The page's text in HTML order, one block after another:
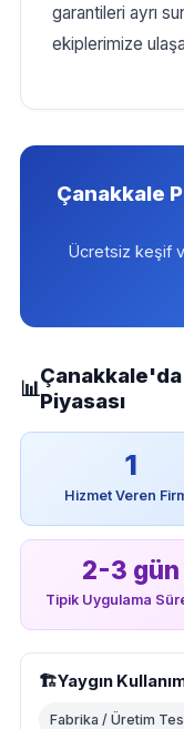
garantileri ayrı
ekiplerimize
Çanakkale
Ücretsiz keşif
📊
Piyasası
1
Hizmet Veren
2-3 gün
Tipik Uygulama
🏗️Yaygın
Fabrika / Üretim